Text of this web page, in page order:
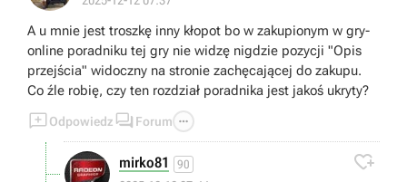
A u mnie jest troszkę inny kłopot bo w zakupionym w gry-
online poradniku tej gry nie widzę nigdzie pozycji "Opis
przejścia" widoczny na stronie zachęcającej do zakupu.
Co źle robię, czy ten rozdział poradnika jest jakoś ukryty?
Odpowiedz  Forum 
mirko81 90 